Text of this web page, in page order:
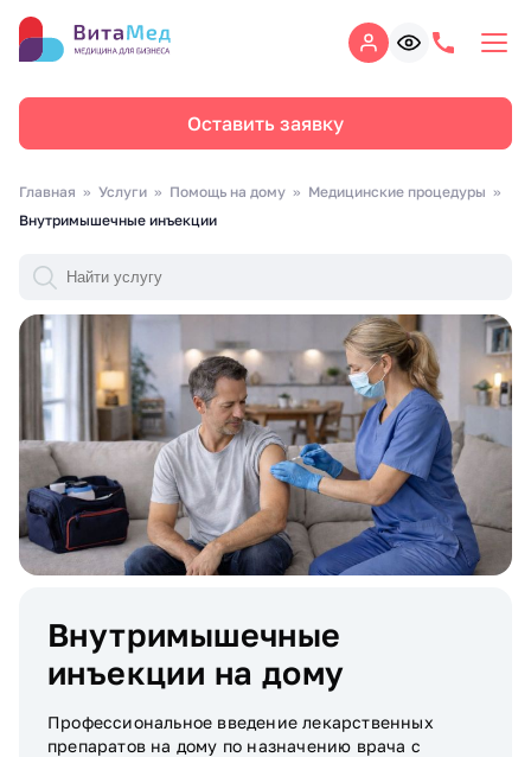
Оставить заявку
Главная Услуги Помощь на дому
Медицинские процедуры
Внутримышечные инъекции
Внутримышечные
инъекции на дому
Профессиональное введение лекарственных
препаратов на дому по назначению врача с